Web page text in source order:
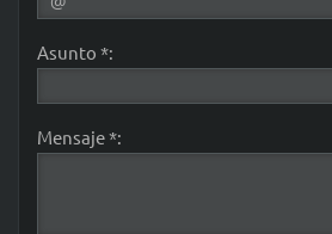
Asunto *:
Mensaje *: